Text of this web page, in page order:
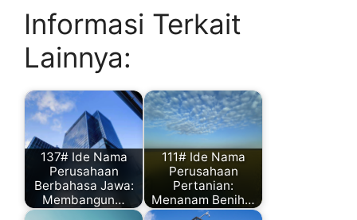
Informasi Terkait
Lainnya:
137# Ide Nama
Perusahaan
Berbahasa Jawa:
Membangun…
111# Ide Nama
Perusahaan
Pertanian:
Menanam Benih…